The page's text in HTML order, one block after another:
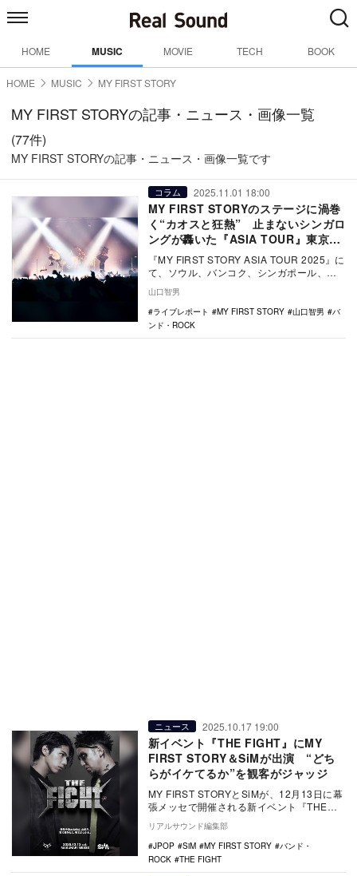
HOME MUSIC MOVIE TECH BOOK
HOME MUSIC MY FIRST STORY
MY FIRST STORYの記事・ニュース・画像一覧
(77件)
MY FIRST STORYの記事・ニュース・画像一覧です
コラム 2025.11.01 18:00
MY FIRST STORYのステージに渦巻
く“カオスと狂熱” 止まないシンガロ
ングが轟いた『ASIA TOUR』東京公
演
『MY FIRST STORY ASIA TOUR 2025』に
て、ソウル、バンコク、シンガポール、マ
山口智男
ライブレポート
MY FIRST STORY 山口智男
バ
ンド・ROCK
ニュース 2025.10.17 19:00
新イベント『THE FIGHT』にMY
FIRST STORY＆SiMが出演 “どち
らがイケてるか”を観客がジャッジ
MY FIRST STORYとSiMが、12月13日に幕
張メッセで開催される新イベント『THE
リアルサウンド編集部
JPOP
SiM MY FIRST STORY
バンド・
ROCK
THE FIGHT